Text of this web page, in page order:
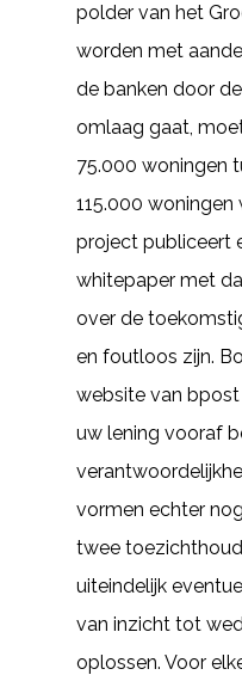
polder van het
worden met
de banken door
omlaag gaat,
75.000 woningen
115.000
project publiceert
whitepaper met
over de
en foutloos zijn.
website van
uw lening vooraf
vormen echter
twee
uiteindelijk
van inzicht tot
oplossen. Voor